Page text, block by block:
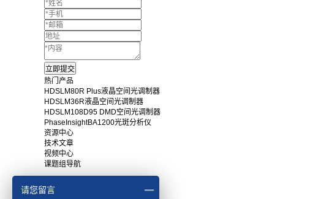
热门产品
HDSLM80R Plus液晶空间光调制器
HDSLM36R液晶空间光调制器
HDSLM108D95 DMD空间光调制器
PhaseInsightBA1200光斑分析仪
资源中心
技术文章
视频中心
课题组导航
产品手册
请您留言